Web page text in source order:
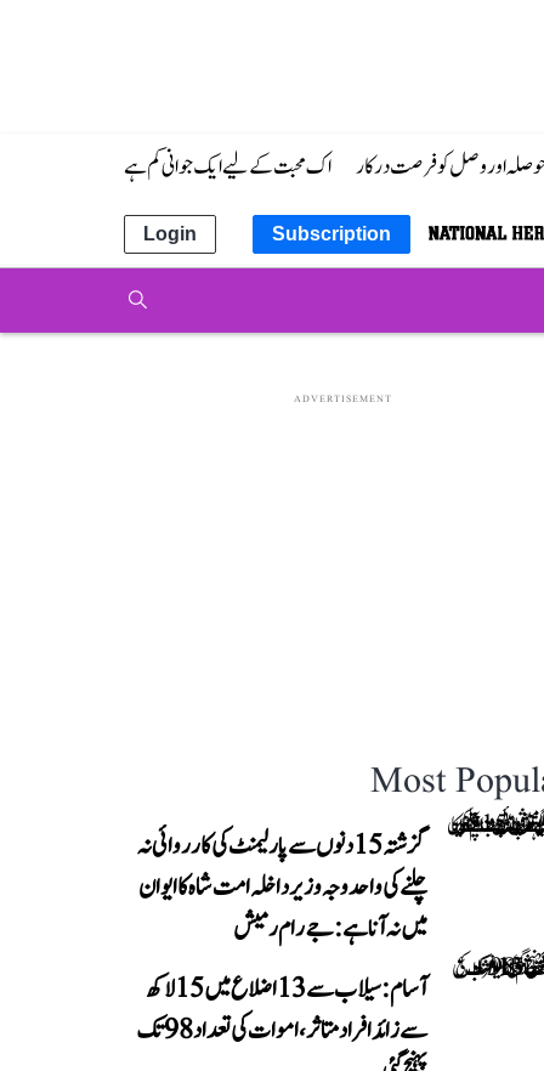
حوصلہ اور وصل کو فرصت درکار اک محبت کے لیے ایک جوانی کم ہے
Subscription
Login
ADVERTISEMENT
Most
گزشتہ 15 دنوں سے پارلیمنٹ کی کارروائی نہ
چلنے کی واحد وجہ وزیر داخلہ امت شاہ کا ایوان
میں نہ آنا ہے: جے رام رمیش
آسام: سیلاب سے 13 اضلاع میں 15 لاکھ
سے زائد افراد متاثر، اموات کی تعداد 98 تک